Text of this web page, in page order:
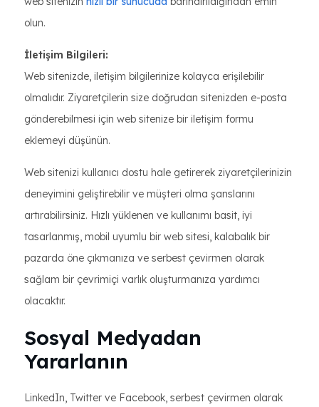
olun.
İletişim Bilgileri:
Web sitenizde, iletişim bilgilerinize kolayca erişilebilir
olmalıdır. Ziyaretçilerin size doğrudan sitenizden e-posta
gönderebilmesi için web sitenize bir iletişim formu
eklemeyi düşünün.
Web sitenizi kullanıcı dostu hale getirerek ziyaretçilerinizin
deneyimini geliştirebilir ve müşteri olma şanslarını
artırabilirsiniz. Hızlı yüklenen ve kullanımı basit, iyi
tasarlanmış, mobil uyumlu bir web sitesi, kalabalık bir
pazarda öne çıkmanıza ve serbest çevirmen olarak
sağlam bir çevrimiçi varlık oluşturmanıza yardımcı
olacaktır.
Sosyal Medyadan
Yararlanın
LinkedIn, Twitter ve Facebook, serbest çevirmen olarak